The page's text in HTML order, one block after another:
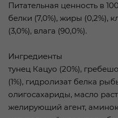
Питательная ценность в
белки (7,0%), жиры (0,2%),
(3,0%), влага (90,0%).
Ингредиенты
тунец Кацуо (20%),
(1%), гидролизат белка
олигосахариды, масло
желирующий агент,